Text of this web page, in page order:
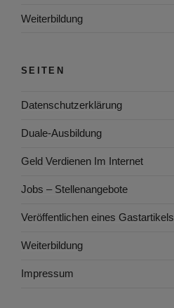
Weiterbildung
SEITEN
Datenschutzerklärung
Duale-Ausbildung
Geld Verdienen Im Internet
Jobs – Stellenangebote
Veröffentlichen eines Gastartikels
Weiterbildung
Impressum